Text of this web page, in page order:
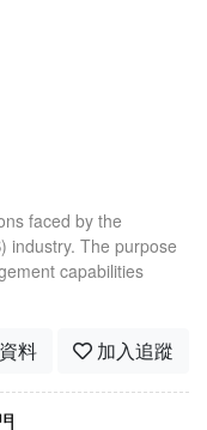
faced by the
industry. The purpose
capabilities
料 加入追蹤